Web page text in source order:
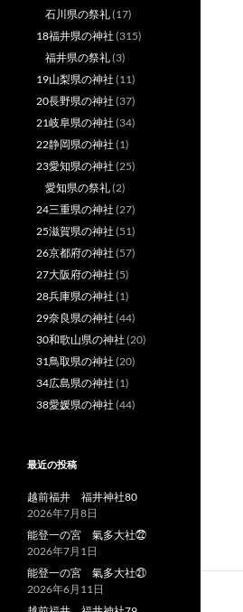
石川県の祭礼(17)
18福井県の神社 (315)
福井県の祭礼(3)
19山梨県の神社 (11)
20長野県の神社 (37)
21岐阜県の神社 (34)
22静岡県の神社 (1)
23愛知県の神社 (25)
愛知県の祭礼(2)
24三重県の神社 (27)
25滋賀県の神社 (51)
26京都府の神社 (57)
27大阪府の神社 (5)
28兵庫県の神社 (1)
29奈良県の神社 (44)
30和歌山県の神社 (20)
31鳥取県の神社 (20)
34広島県の神社 (1)
38愛媛県の神社 (44)
最近の投稿
越前福井 福井神社80
2026年7月8日
能登一の宮 氣多大社㉒
2026年7月1日
能登一の宮 氣多大社㉑
2026年6月11日